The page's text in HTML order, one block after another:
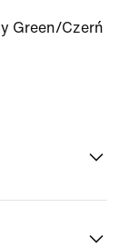
Green/Czerń